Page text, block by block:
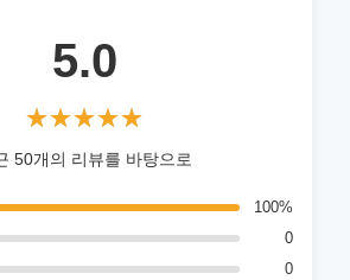
5.0
★★★★★
★★★★★
50개의 리뷰를 바탕으로
100%
0
0